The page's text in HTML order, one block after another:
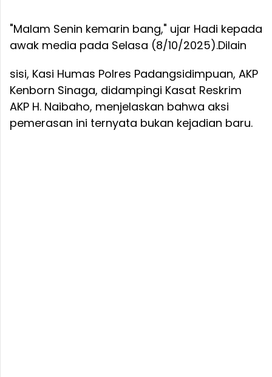
"Malam Senin kemarin bang," ujar Hadi kepada
awak media pada Selasa (8/10/2025).Dilain
sisi, Kasi Humas Polres Padangsidimpuan, AKP
Kenborn Sinaga, didampingi Kasat Reskrim
AKP H. Naibaho, menjelaskan bahwa aksi
pemerasan ini ternyata bukan kejadian baru.